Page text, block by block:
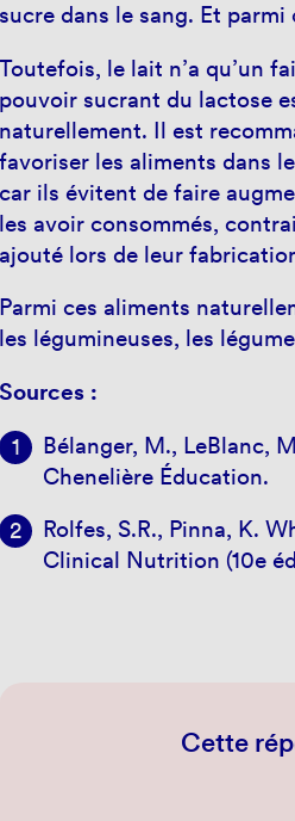
sucre dans le sang. Et
Toutefois, le lait n’a qu’un
pouvoir sucrant du lactose
naturellement. Il est
favoriser les aliments dans
car ils évitent de faire
les avoir consommés,
ajouté lors de leur
Parmi ces aliments
les légumineuses, les
Sources :
Bélanger, M., LeBlanc,
Chenelière Éducation.
Rolfes, S.R., Pinna, K.
Clinical Nutrition (10e
Cette